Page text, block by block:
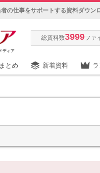
の仕事をサポートする資料ダウン
総資料数3999ファ
とめ 新着資料